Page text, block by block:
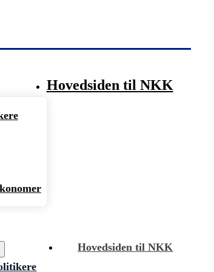
Hovedsiden til NKK
Hovedsiden til NKK